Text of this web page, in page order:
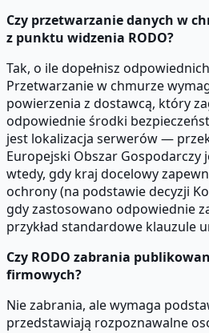
Czy przetwarzanie danych w
z punktu widzenia RODO?
Tak, o ile dopełnisz
Przetwarzanie w chmurze
powierzenia z dostawcą, który
odpowiednie środki
jest lokalizacja serwerów —
Europejski Obszar Gospodarczy
wtedy, gdy kraj docelowy
ochrony (na podstawie decyzji
gdy zastosowano odpowiednie
przykład standardowe klauzule
Czy RODO zabrania
firmowych?
Nie zabrania, ale wymaga
przedstawiają rozpoznawalne